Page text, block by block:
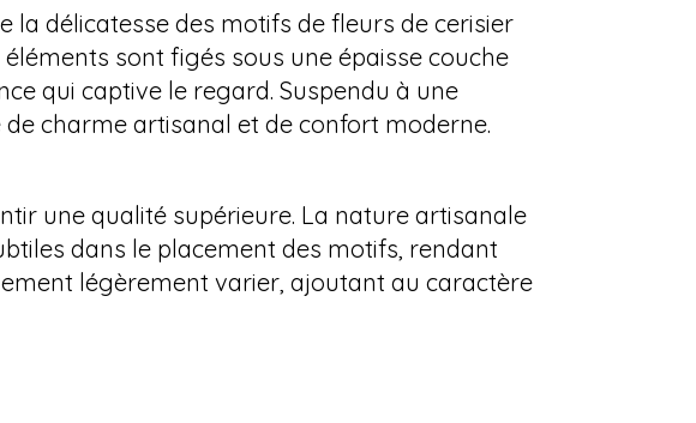
la délicatesse des motifs de fleurs de cerisier
sont figés sous une épaisse couche
qui captive le regard. Suspendu à une
charme artisanal et de confort moderne.
une qualité supérieure. La nature artisanale
dans le placement des motifs, rendant
légèrement varier, ajoutant au caractère